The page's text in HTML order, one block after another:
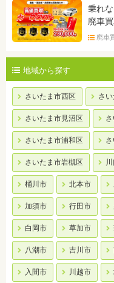
乗れ
廃車
廃車
地域から探す
さいたま市西区 さ
さいたま市見沼区
さいたま市浦和区
さいたま市岩槻区
桶川市 北本市
加須市 行田市
白岡市 草加市
八潮市 吉川市
入間市 川越市